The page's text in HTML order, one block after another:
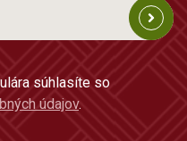
súhlasíte so
údajov.